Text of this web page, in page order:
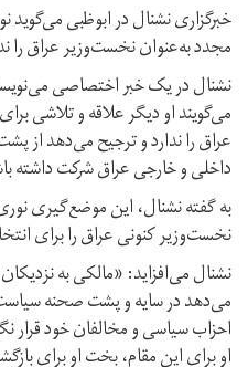
خبرگزاری نشنال در ابوظبی
مجدد به‌عنوان نخست‌وزیر عراق را
نشنال در یک خبر اختصاصی
می‌گویند او دیگر علاقه و تلاشی
عراق را ندارد و ترجیح می‌دهد
داخلی و خارجی عراق شرکت داشته
به گفته نشنال، این موضع‌گیری
نخست‌وزیر کنونی عراق را برای
نشنال می‌افزاید: «مالکی به
می‌دهد در سایه و پشت صحنه
احزاب سیاسی و مخالفان خود قرار